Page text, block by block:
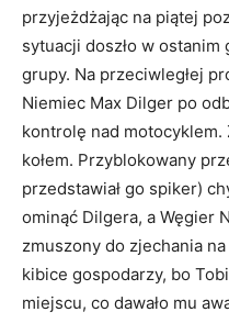
przyjeżdżając na piątej
sytuacji doszło w
grupy. Na przeciwległej
Niemiec Max Dilger po
kontrolę nad motocyklem.
kołem. Przyblokowany
przedstawiał go spiker)
ominąć Dilgera, a Węgier
zmuszony do zjechania
kibice gospodarzy, bo
miejscu, co dawało mu